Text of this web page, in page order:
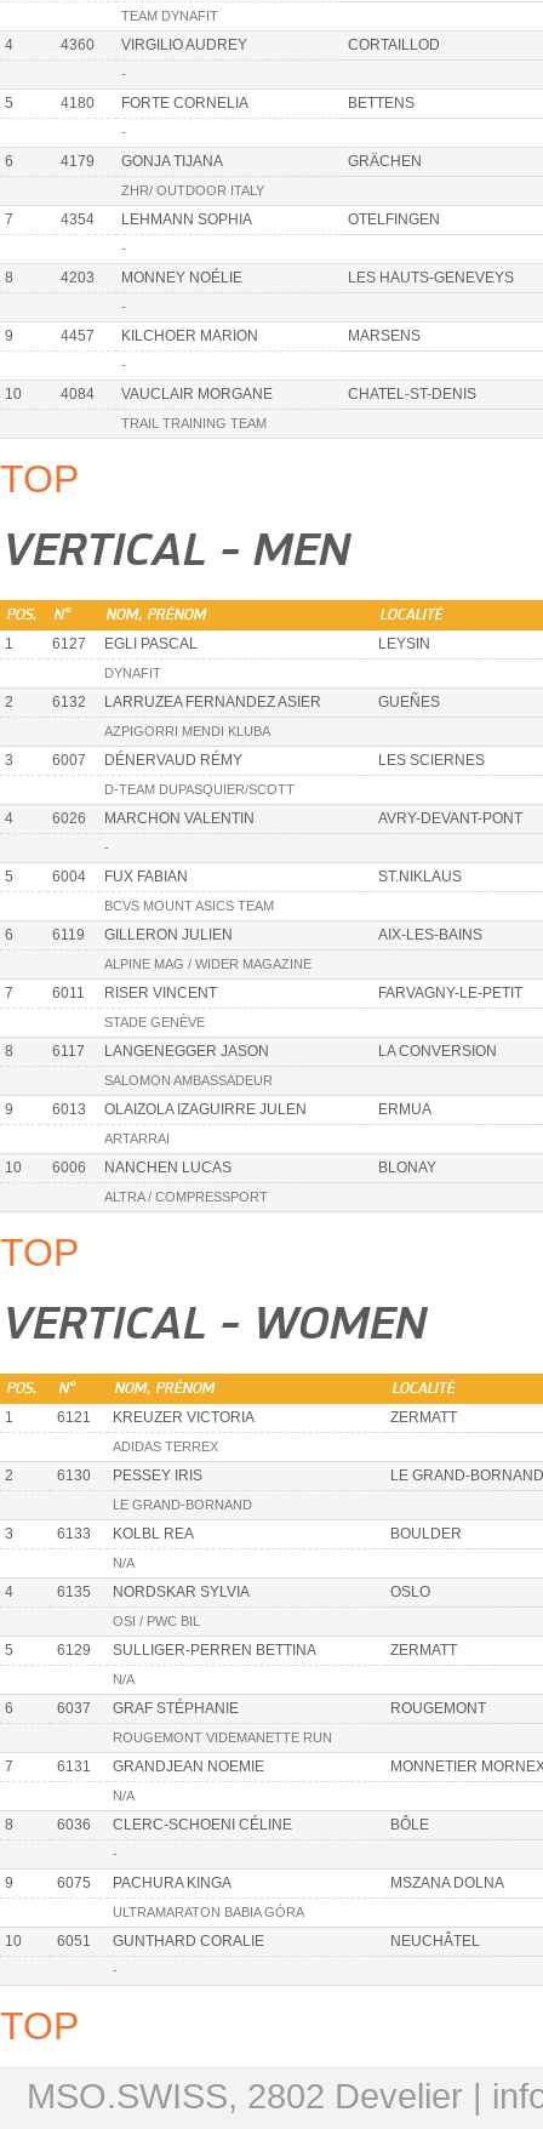
TEAM DYNAFIT
4 4360 VIRGILIO AUDREY CORTAILLOD
-
5 4180 FORTE CORNELIA BETTENS
-
6 4179 GONJA TIJANA GRÄCHEN
ZHR/ OUTDOOR ITALY
7 4354 LEHMANN SOPHIA OTELFINGEN
-
8 4203 MONNEY NOÉLIE LES HAUTS-GENEVEYS
-
9 4457 KILCHOER MARION MARSENS
-
10 4084 VAUCLAIR MORGANE CHATEL-ST-DENIS
TRAIL TRAINING TEAM
TOP
VERTICAL - MEN
POS. N° NOM, PRÉNOM LOCALITÉ
1 6127 EGLI PASCAL LEYSIN
DYNAFIT
2 6132 LARRUZEA FERNANDEZ ASIER GUEÑES
AZPIGORRI MENDI KLUBA
3 6007 DÉNERVAUD RÉMY LES SCIERNES
D-TEAM DUPASQUIER/SCOTT
4 6026 MARCHON VALENTIN AVRY-DEVANT-PONT
-
5 6004 FUX FABIAN ST.NIKLAUS
BCVS MOUNT ASICS TEAM
6 6119 GILLERON JULIEN AIX-LES-BAINS
ALPINE MAG / WIDER MAGAZINE
7 6011 RISER VINCENT FARVAGNY-LE-PETIT
STADE GENÈVE
8 6117 LANGENEGGER JASON LA CONVERSION
SALOMON AMBASSADEUR
9 6013 OLAIZOLA IZAGUIRRE JULEN ERMUA
ARTARRAI
10 6006 NANCHEN LUCAS BLONAY
ALTRA / COMPRESSPORT
TOP
VERTICAL - WOMEN
POS. N° NOM, PRÉNOM LOCALITÉ
1 6121 KREUZER VICTORIA ZERMATT
ADIDAS TERREX
2 6130 PESSEY IRIS LE GRAND-BORNAND
LE GRAND-BORNAND
3 6133 KOLBL REA BOULDER
N/A
4 6135 NORDSKAR SYLVIA OSLO
OSI / PWC BIL
5 6129 SULLIGER-PERREN BETTINA ZERMATT
N/A
6 6037 GRAF STÉPHANIE ROUGEMONT
ROUGEMONT VIDEMANETTE RUN
7 6131 GRANDJEAN NOEMIE MONNETIER
N/A
8 6036 CLERC-SCHOENI CÉLINE BÔLE
-
9 6075 PACHURA KINGA MSZANA DOLNA
ULTRAMARATON BABIA GÓRA
10 6051 GUNTHARD CORALIE NEUCHÂTEL
-
TOP
MSO.SWISS, 2802 Develier |